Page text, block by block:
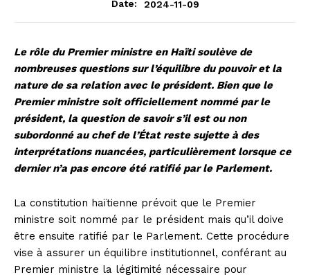
Date:
2024-11-09
Le rôle du Premier ministre en Haïti soulève de
nombreuses questions sur l’équilibre du pouvoir et la
nature de sa relation avec le président. Bien que le
Premier ministre soit officiellement nommé par le
président, la question de savoir s’il est ou non
subordonné au chef de l’État reste sujette à des
interprétations nuancées, particulièrement lorsque ce
dernier n’a pas encore été ratifié par le Parlement.
La constitution haïtienne prévoit que le Premier
ministre soit nommé par le président mais qu’il doive
être ensuite ratifié par le Parlement. Cette procédure
vise à assurer un équilibre institutionnel, conférant au
Premier ministre la légitimité nécessaire pour